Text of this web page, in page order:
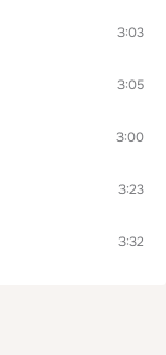
3:03
3:05
3:00
3:23
3:32